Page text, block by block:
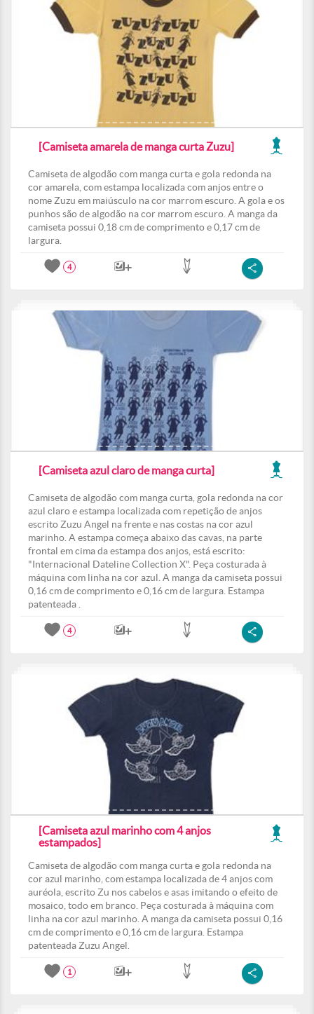
[Camiseta amarela de manga curta Zuzu]
Camiseta de algodão com manga curta e gola redonda na
cor amarela, com estampa localizada com anjos entre o
nome Zuzu em maiúsculo na cor marrom escuro. A gola e os
punhos são de algodão na cor marrom escuro. A manga da
camiseta possui 0,18 cm de comprimento e 0,17 cm de
largura.
4
[Camiseta azul claro de manga curta]
Camiseta de algodão com manga curta, gola redonda na cor
azul claro e estampa localizada com repetição de anjos
escrito Zuzu Angel na frente e nas costas na cor azul
marinho. A estampa começa abaixo das cavas, na parte
frontal em cima da estampa dos anjos, está escrito:
"Internacional Dateline Collection X". Peça costurada à
máquina com linha na cor azul. A manga da camiseta possui
0,16 cm de comprimento e 0,16 cm de largura. Estampa
patenteada .
4
[Camiseta azul marinho com 4 anjos
estampados]
Camiseta de algodão com manga curta e gola redonda na
cor azul marinho, com estampa localizada de 4 anjos com
auréola, escrito Zu nos cabelos e asas imitando o efeito de
mosaico, todo em branco. Peça costurada à máquina com
linha na cor azul marinho. A manga da camiseta possui 0,16
cm de comprimento e 0,16 cm de largura. Estampa
patenteada Zuzu Angel.
1